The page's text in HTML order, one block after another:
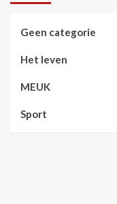
Geen categorie
Het leven
MEUK
Sport